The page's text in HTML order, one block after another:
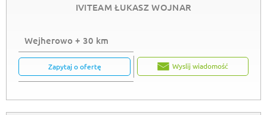
IVITEAM ŁUKASZ WOJNAR
Wejherowo + 30 km
Zapytaj o ofertę Wyslij wiadomość